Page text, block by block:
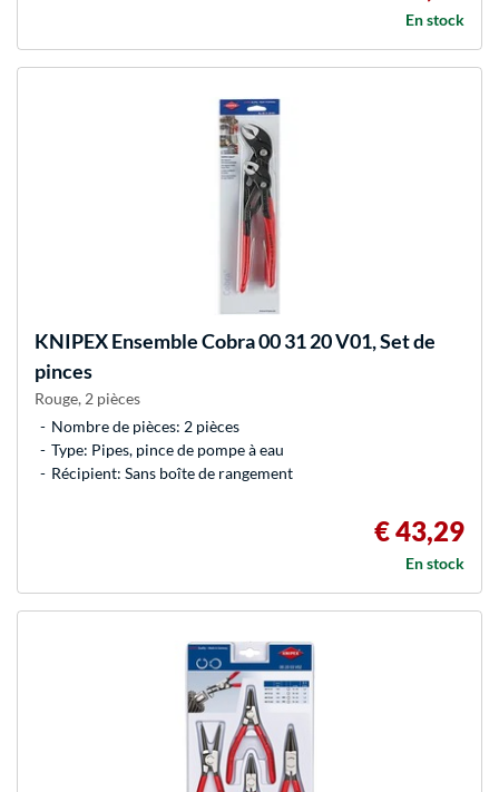
En stock
KNIPEXEnsemble Cobra 00 31 20 V01, Set de
pinces
Rouge, 2 pièces
Nombre de pièces: 2 pièces
Type: Pipes, pince de pompe à eau
Récipient: Sans boîte de rangement
€ 43,29
En stock